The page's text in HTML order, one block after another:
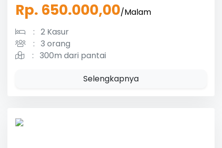
Rp. 650.000,00/Malam
: 2 Kasur
: 3 orang
: 300m dari pantai
Selengkapnya